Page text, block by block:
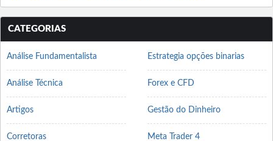
CATEGORIAS
Análise Fundamentalista
Análise Técnica
Artigos
Corretoras
Estrategia opções binarias
Forex e CFD
Gestão do Dinheiro
Meta Trader 4